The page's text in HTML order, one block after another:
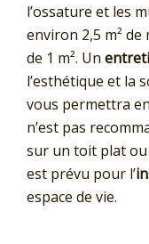
l’ossature et les
environ 2,5 m²
de 1 m². Un
l’esthétique et la
vous permettra
n’est pas
sur un toit plat ou
est prévu pour l’
espace de vie.